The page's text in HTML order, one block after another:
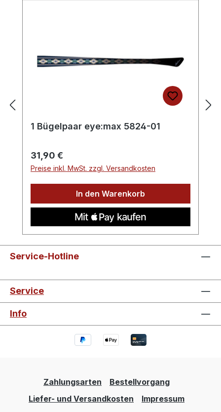
1 Bügelpaar eye:max 5824-01
Regulärer Preis:
31,90 €
Preise inkl. MwSt. zzgl. Versandkosten
In den Warenkorb
Service-Hotline
Service
Info
Zahlungsarten
Bestellvorgang
Liefer- und Versandkosten
Impressum